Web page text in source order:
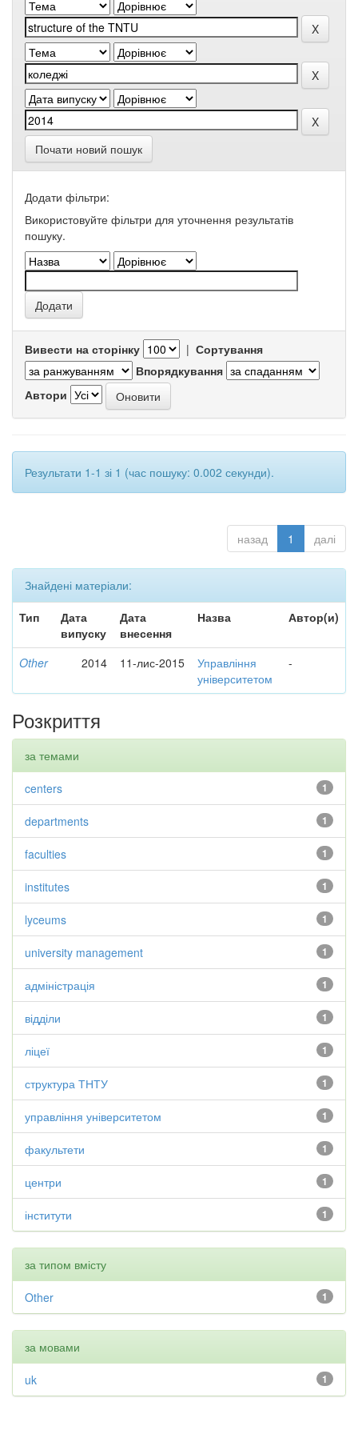
Почати новий пошук
Додати фільтри:
Використовуйте фільтри для уточнення результатів
пошуку.
Вивести на сторінку | Сортування
Впорядкування
Автори
Результати 1-1 зі 1 (час пошуку: 0.002 секунди).
назад 1 далі
Знайдені матеріали:
Тип
Дата
випуску
Дата
внесення
Назва Автор(и)
Other 2014 11-лис-2015
Управління
університетом
-
Розкриття
за темами
1
centers
1
departments
1
faculties
1
institutes
1
lyceums
1
university management
1
адміністрація
1
відділи
1
ліцеї
1
структура ТНТУ
1
управління університетом
1
факультети
1
центри
1
інститути
за типом вмісту
1
Other
за мовами
1
uk